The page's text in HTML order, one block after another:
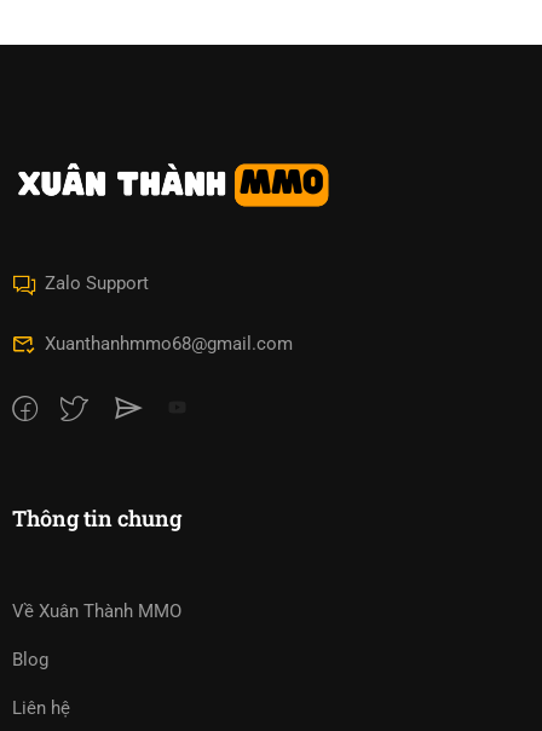
Zalo Support
Xuanthanhmmo68@gmail.com
Thông tin chung
Về Xuân Thành MMO
Blog
Liên hệ